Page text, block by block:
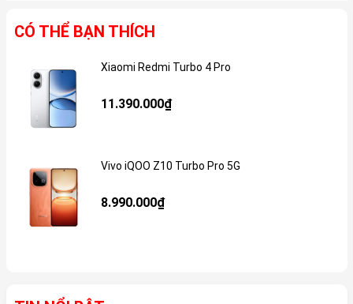
CÓ THỂ BẠN THÍCH
Xiaomi Redmi Turbo 4 Pro
11.390.000₫
Vivo iQOO Z10 Turbo Pro 5G
8.990.000₫